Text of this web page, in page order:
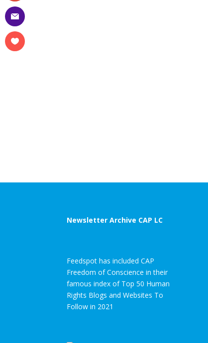
Newsletter Archive CAP LC
Feedspot has included CAP
Freedom of Conscience in their
famous index of Top 50 Human
Rights Blogs and Websites To
Follow in 2021